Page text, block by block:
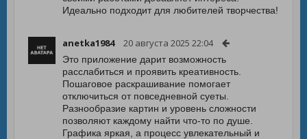
Идеально подходит для любителей творчества!
anetka1984 20 августа 2025 22:04
Это приложение дарит возможность
расслабиться и проявить креативность.
Пошаговое раскрашивание помогает
отключиться от повседневной суеты.
Разнообразие картин и уровень сложности
позволяют каждому найти что-то по душе.
Графика яркая, а процесс увлекательный и